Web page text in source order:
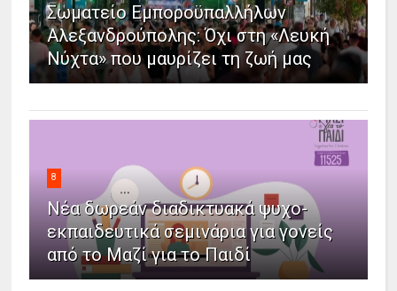
Σωματείο Εμποροϋπαλλήλων
Αλεξανδρούπολης: Όχι στη «Λευκή
Νύχτα» που μαυρίζει τη ζωή μας
8
Νέα δωρεάν διαδικτυακά ψυχο-
εκπαιδευτικά σεμινάρια για γονείς
από το Μαζί για το Παιδί